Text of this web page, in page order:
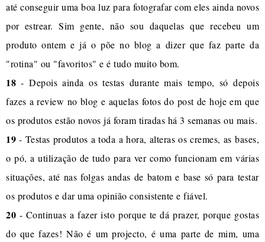
até conseguir uma boa luz para fotografar com eles ainda novos
por estrear. Sim gente, não sou daquelas que recebeu um
produto ontem e já o põe no blog a dizer que faz parte da
"rotina" ou "favoritos" e é tudo muito bom.
18 - Depois ainda os testas durante mais tempo, só depois
fazes a review no blog e aquelas fotos do post de hoje em que
os produtos estão novos já foram tiradas há 3 semanas ou mais.
19 - Testas produtos a toda a hora, alteras os cremes, as bases,
o pó, a utilização de tudo para ver como funcionam em várias
situações, até nas folgas andas de batom e base só para testar
os produtos e dar uma opinião consistente e fiável.
20 - Continuas a fazer isto porque te dá prazer, porque gostas
do que fazes! Não é um projecto, é uma parte de mim, uma